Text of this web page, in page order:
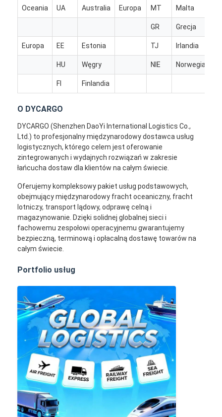
Transport kolejowy
Transport ciężarowy
Oceania UA Australia Europa MT Malta
GR Grecja
Europa EE Estonia TJ Irlandia
HU Węgry NIE Norwegia
FI Finlandia
O DYCARGO
DYCARGO (Shenzhen DaoYi International Logistics Co.,
Ltd.) to profesjonalny międzynarodowy dostawca usług
logistycznych, którego celem jest oferowanie
zintegrowanych i wydajnych rozwiązań w zakresie
łańcucha dostaw dla klientów na całym świecie.
Oferujemy kompleksowy pakiet usług podstawowych,
obejmujący międzynarodowy fracht oceaniczny, fracht
lotniczy, transport lądowy, odprawę celną i
magazynowanie. Dzięki solidnej globalnej sieci i
fachowemu zespołowi operacyjnemu gwarantujemy
bezpieczną, terminową i opłacalną dostawę towarów na
całym świecie.
Portfolio usług